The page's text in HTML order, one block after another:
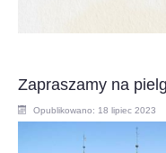
Zapraszamy na
Opublikowano: 18 lipiec 2023